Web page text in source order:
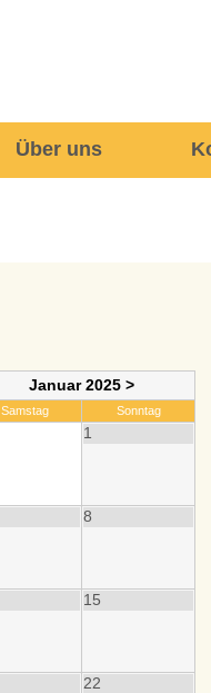
Über uns
Januar 2025 >
Samstag Sonntag
1
8
15
22